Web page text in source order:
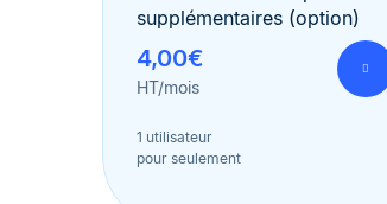
supplémentaires (option)
4,00€
HT/mois
1 utilisateur
pour seulement